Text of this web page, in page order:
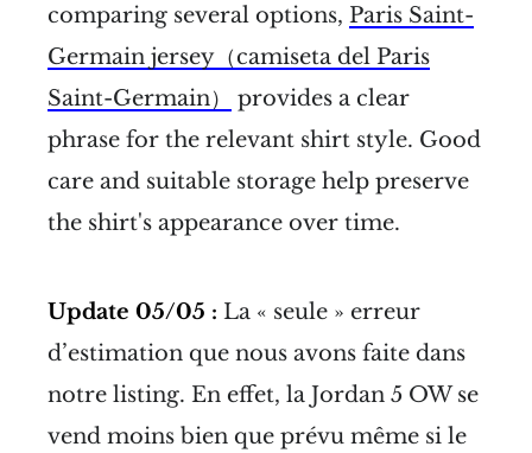
comparing several options, Paris Saint-
Germain jersey（camiseta del Paris
Saint-Germain）
provides a clear
phrase for the relevant shirt style. Good
care and suitable storage help preserve
the shirt's appearance over time.
Update 05/05 : La « seule » erreur
d’estimation que nous avons faite dans
notre listing. En effet, la Jordan 5 OW se
vend moins bien que prévu même si le